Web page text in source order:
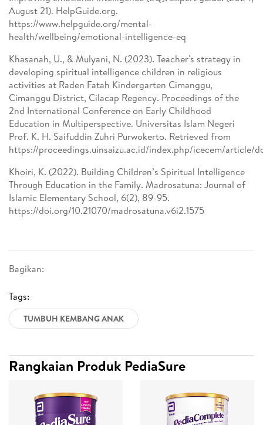
Bagikan:
Tags:
TUMBUH KEMBANG ANAK
August 21). HelpGuide.org.
https://www.helpguide.org/mental-
health/wellbeing/emotional-intelligence-eq
Khasanah, U., & Mulyani, N. (2023). Teacher's strategy in
developing spiritual intelligence children in religious
activities at Raden Fatah Kindergarten Cimanggu,
Cimanggu District, Cilacap Regency. Proceedings of the
2nd International Conference on Early Childhood
Education in Multiperspective. Universitas Islam Negeri
Prof. K. H. Saifuddin Zuhri Purwokerto. Retrieved from
https://proceedings.uinsaizu.ac.id/index.php/icecem/article/
Khoiri, K. (2022). Building Children’s Spiritual Intelligence
Through Education in the Family. Madrosatuna: Journal of
Islamic Elementary School, 6(2), 89-95.
https://doi.org/10.21070/madrosatuna.v6i2.1575
Rangkaian Produk PediaSure